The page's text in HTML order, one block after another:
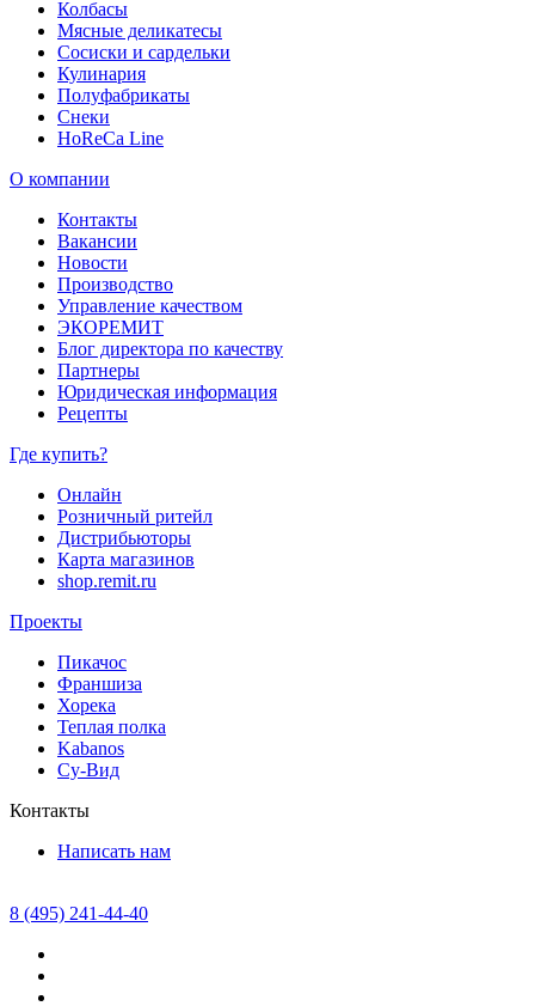
Колбасы
Мясные деликатесы
Сосиски и сардельки
Кулинария
Полуфабрикаты
Снеки
HoReCa Line
О компании
Контакты
Вакансии
Новости
Производство
Управление качеством
ЭКОРЕМИТ
Блог директора по качеству
Партнеры
Юридическая информация
Рецепты
Где купить?
Онлайн
Розничный ритейл
Дистрибьюторы
Карта магазинов
shop.remit.ru
Проекты
Пикачос
Франшиза
Хорека
Теплая полка
Kabanos
Су-Вид
Контакты
Написать нам
8 (495) 241-44-40